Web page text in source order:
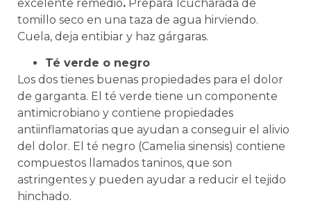
excelente remedio. Prepara 1cucharada de
tomillo seco en una taza de agua hirviendo.
Cuela, deja entibiar y haz gárgaras.
Té verde o negro
Los dos tienes buenas propiedades para el dolor
de garganta. El té verde tiene un componente
antimicrobiano y contiene propiedades
antiinflamatorias que ayudan a conseguir el alivio
del dolor. El té negro (Camelia sinensis) contiene
compuestos llamados taninos, que son
astringentes y pueden ayudar a reducir el tejido
hinchado.